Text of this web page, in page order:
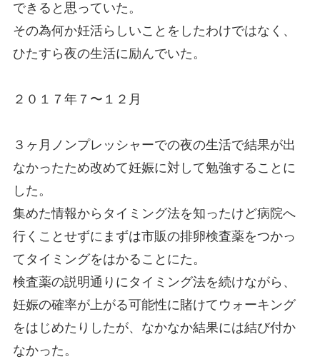
できると思っていた。
その為何か妊活らしいことをしたわけではなく、
ひたすら夜の生活に励んでいた。
２０１７年７〜１２月
３ヶ月ノンプレッシャーでの夜の生活で結果が出
なかったため改めて妊娠に対して勉強することに
した。
集めた情報からタイミング法を知ったけど病院へ
行くことせずにまずは市販の排卵検査薬をつかっ
てタイミングをはかることにた。
検査薬の説明通りにタイミング法を続けながら、
妊娠の確率が上がる可能性に賭けてウォーキング
をはじめたりしたが、なかなか結果には結び付か
なかった。